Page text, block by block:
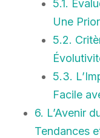
5.1.
Une
5.2.
5.3.
Facile
6. L’Avenir
Tendances